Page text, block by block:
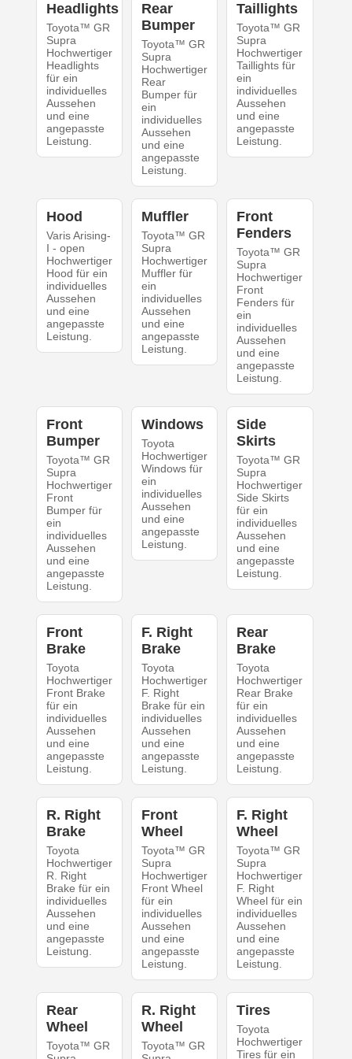
Headlights
Toyota™ GR
Supra
Hochwertiger
Headlights
für ein
individuelles
Aussehen
und eine
angepasste
Leistung.
Rear
Bumper
Toyota™ GR
Supra
Hochwertiger
Rear
Bumper für
ein
individuelles
Aussehen
und eine
angepasste
Leistung.
Taillights
Toyota™ GR
Supra
Hochwertiger
Taillights für
ein
individuelles
Aussehen
und eine
angepasste
Leistung.
Hood
Varis Arising-
I - open
Hochwertiger
Hood für ein
individuelles
Aussehen
und eine
angepasste
Leistung.
Muffler
Toyota™ GR
Supra
Hochwertiger
Muffler für
ein
individuelles
Aussehen
und eine
angepasste
Leistung.
Front
Fenders
Toyota™ GR
Supra
Hochwertiger
Front
Fenders für
ein
individuelles
Aussehen
und eine
angepasste
Leistung.
Front
Bumper
Toyota™ GR
Supra
Hochwertiger
Front
Bumper für
ein
individuelles
Aussehen
und eine
angepasste
Leistung.
Windows
Toyota
Hochwertiger
Windows für
ein
individuelles
Aussehen
und eine
angepasste
Leistung.
Side
Skirts
Toyota™ GR
Supra
Hochwertiger
Side Skirts
für ein
individuelles
Aussehen
und eine
angepasste
Leistung.
Front
Brake
Toyota
Hochwertiger
Front Brake
für ein
individuelles
Aussehen
und eine
angepasste
Leistung.
F. Right
Brake
Toyota
Hochwertiger
F. Right
Brake für ein
individuelles
Aussehen
und eine
angepasste
Leistung.
Rear
Brake
Toyota
Hochwertiger
Rear Brake
für ein
individuelles
Aussehen
und eine
angepasste
Leistung.
R. Right
Brake
Toyota
Hochwertiger
R. Right
Brake für ein
individuelles
Aussehen
und eine
angepasste
Leistung.
Front
Wheel
Toyota™ GR
Supra
Hochwertiger
Front Wheel
für ein
individuelles
Aussehen
und eine
angepasste
Leistung.
F. Right
Wheel
Toyota™ GR
Supra
Hochwertiger
F. Right
Wheel für ein
individuelles
Aussehen
und eine
angepasste
Leistung.
Rear
Wheel
Toyota™ GR
R. Right
Wheel
Toyota™ GR
Tires
Toyota
Hochwertiger
Tires für ein